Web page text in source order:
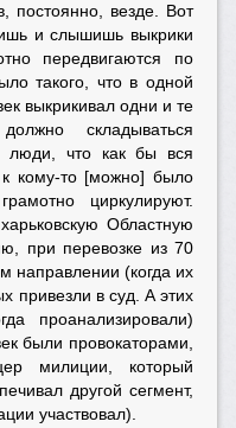
постоянно, везде. Вот
и слышишь выкрики
передвигаются по
такого, что в одной
выкрикивал одни и те
складываться
люди, что как бы вся
к кому-то [можно] было
циркулируют.
Областную
при перевозке из 70
направлении (когда их
привезли в суд. А этих
проанализировали)
были провокаторами,
милиции, который
другой сегмент,
участвовал).